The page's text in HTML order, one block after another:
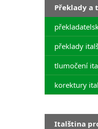
Překlady
překlady
tlumočení
korektury
Italština